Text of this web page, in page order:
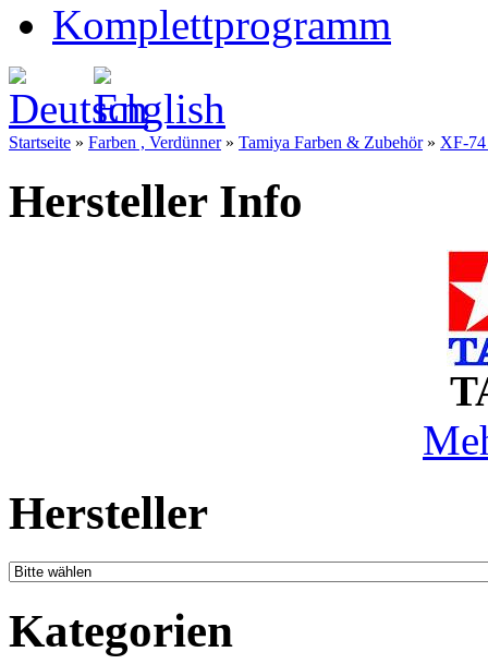
Komplettprogramm
Startseite » Farben , Verdünner» Tamiya Farben & Zubehör» XF-
Hersteller Info
Hersteller
Kategorien